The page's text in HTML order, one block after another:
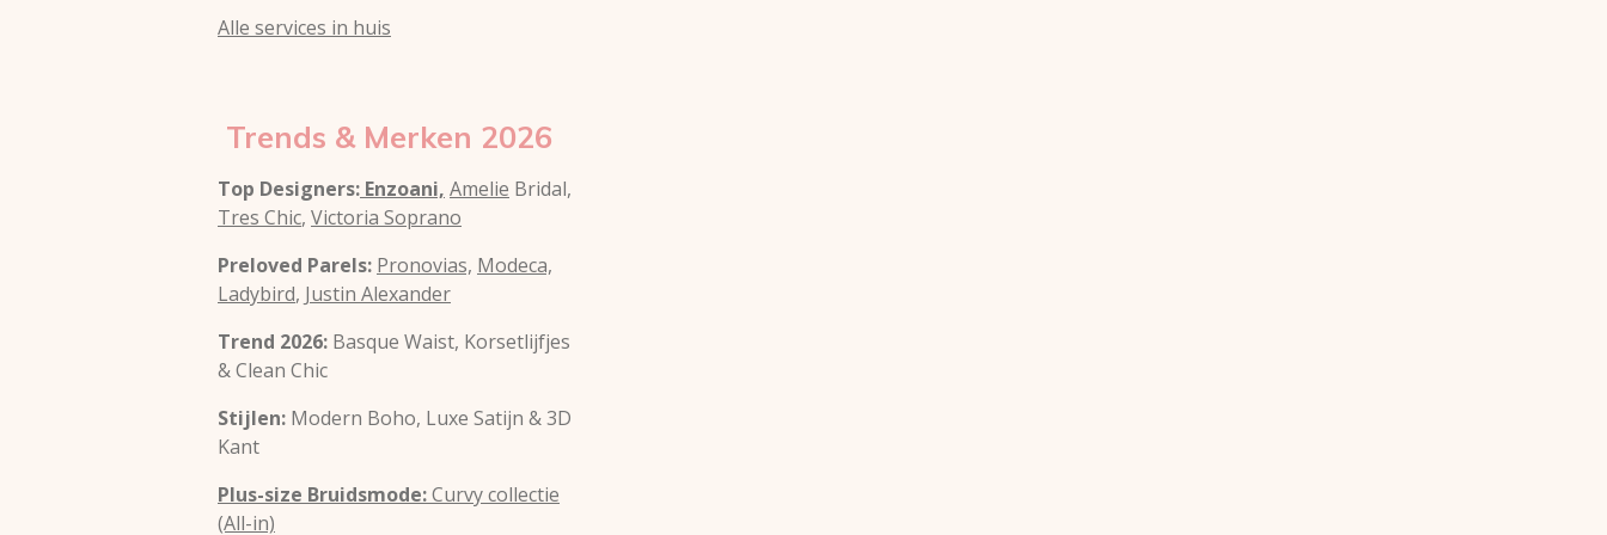
Alle services in huis
Trends & Merken 2026
Top Designers: Enzoani, Amelie Bridal,
Tres Chic, Victoria Soprano
Preloved Parels: Pronovias, Modeca,
Ladybird, Justin Alexander
Trend 2026: Basque Waist, Korsetlijfjes
& Clean Chic
Stijlen: Modern Boho, Luxe Satijn & 3D
Kant
Plus-size Bruidsmode:Curvy collectie
(All-in)